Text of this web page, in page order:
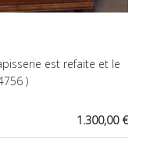
est refaite et le
)
1.300,00 €